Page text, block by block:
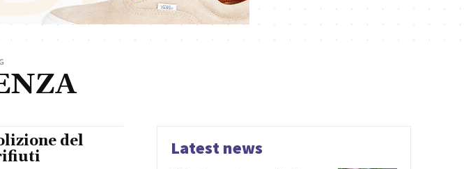
del
Latest news